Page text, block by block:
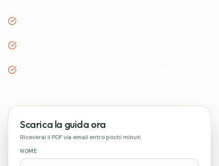
Scarica la guida ora
Riceverai il PDF via email entro pochi minuti.
NOME